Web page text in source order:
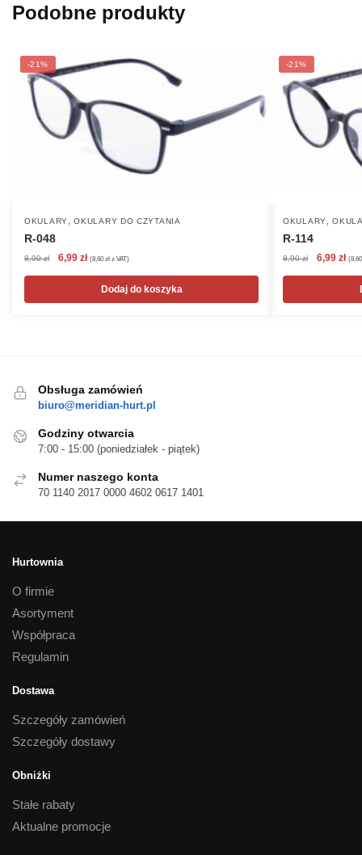
Podobne produkty
-21%
OKULARY ,OKULARY DO CZYTANIA
R-048
8,90zł
Pierwotna
8,90 zł.
6,99 złAktualna
wynosi:
6,99 zł.
(8,60 zł z VAT)
Dodaj do koszyka
-21%
OKULARY ,
R-114
8,90zł
Pierwotna
8,90 zł.
6,99 zł (
Obsługa zamówień
biuro@meridian-hurt.pl
Godziny otwarcia
7:00 - 15:00 (poniedziałek - piątek)
Numer naszego konta
70 1140 2017 0000 4602 0617 1401
Hurtownia
O firmie
Asortyment
Współpraca
Regulamin
Dostawa
Szczegóły zamówień
Szczegóły dostawy
Obniżki
Stałe rabaty
Aktualne promocje